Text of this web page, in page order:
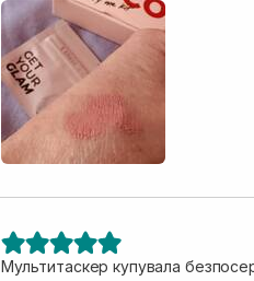
Мультитаскер купувала